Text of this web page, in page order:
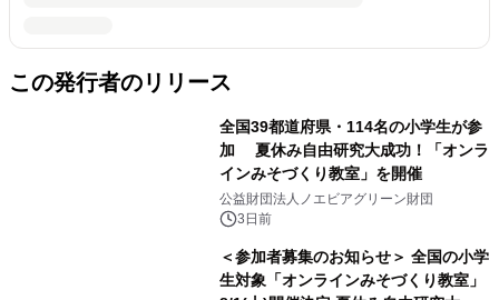
この発行者のリリース
全国39都道府県・114名の小学生が参
加 夏休み自由研究大成功！「オンラ
インみそづくり教室」を開催
公益財団法人ノエビアグリーン財団
3日前
＜参加者募集のお知らせ＞ 全国の小学
生対象「オンラインみそづくり教室」